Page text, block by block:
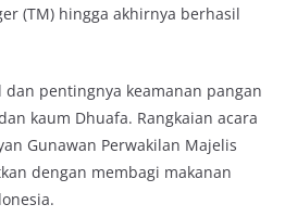
(TM) hingga akhirnya berhasil
pentingnya keamanan pangan
kaum Dhuafa. Rangkaian acara
Gunawan Perwakilan Majelis
dengan membagi makanan